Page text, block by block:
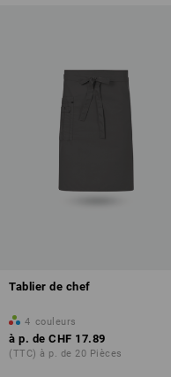
Tablier de chef
4 couleurs
à p. de CHF 17.89
(TTC) à p. de 20 Pièces